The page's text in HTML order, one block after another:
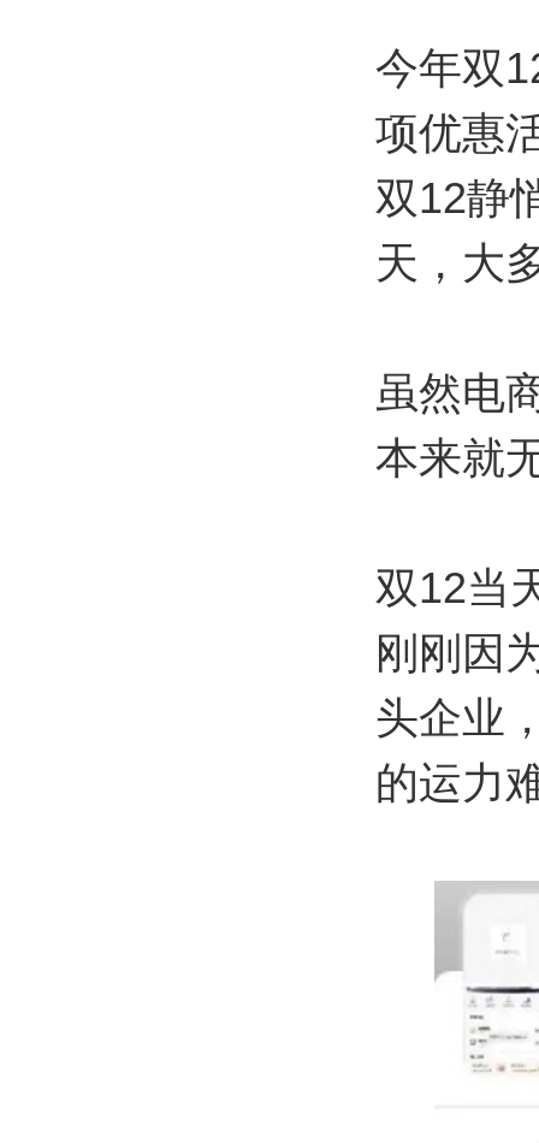
今年双
项优惠
双12静
天，大
虽然电
本来就
双12当
刚刚因
头企业
的运力